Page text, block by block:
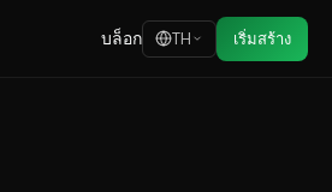
บล็อก TH เริ่มสร้าง